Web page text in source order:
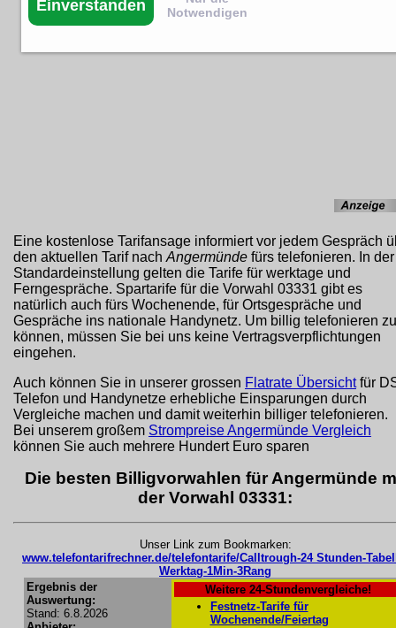
Eine kostenlose Tarifansage informiert vor jedem Gespräch
den aktuellen Tarif nach Angermünde fürs telefonieren. In der
Standardeinstellung gelten die Tarife für werktage und
Ferngespräche. Spartarife für die Vorwahl 03331 gibt es
natürlich auch fürs Wochenende, für Ortsgespräche und
Gespräche ins nationale Handynetz. Um billig telefonieren zu
können, müssen Sie bei uns keine Vertragsverpflichtungen
eingehen.
Auch können Sie in unserer grossen Flatrate Übersichtfür
Telefon und Handynetze erhebliche Einsparungen durch
Vergleiche machen und damit weiterhin billiger telefonieren.
Bei unserem großem Strompreise Angermünde Vergleich
können Sie auch mehrere Hundert Euro sparen
Die besten Billigvorwahlen für Angermünde
der Vorwahl 03331:
Unser Link zum Bookmarken:
www.telefontarifrechner.de/telefontarife/Calltrough-24 Stunden-
Werktag-1Min-3Rang
Ergebnis der
Auswertung:
Stand: 6.8.2026
Weitere 24-Stundenvergleiche!
Festnetz-Tarife für
Wochenende/Feiertag
Einverstanden
Notwendigen